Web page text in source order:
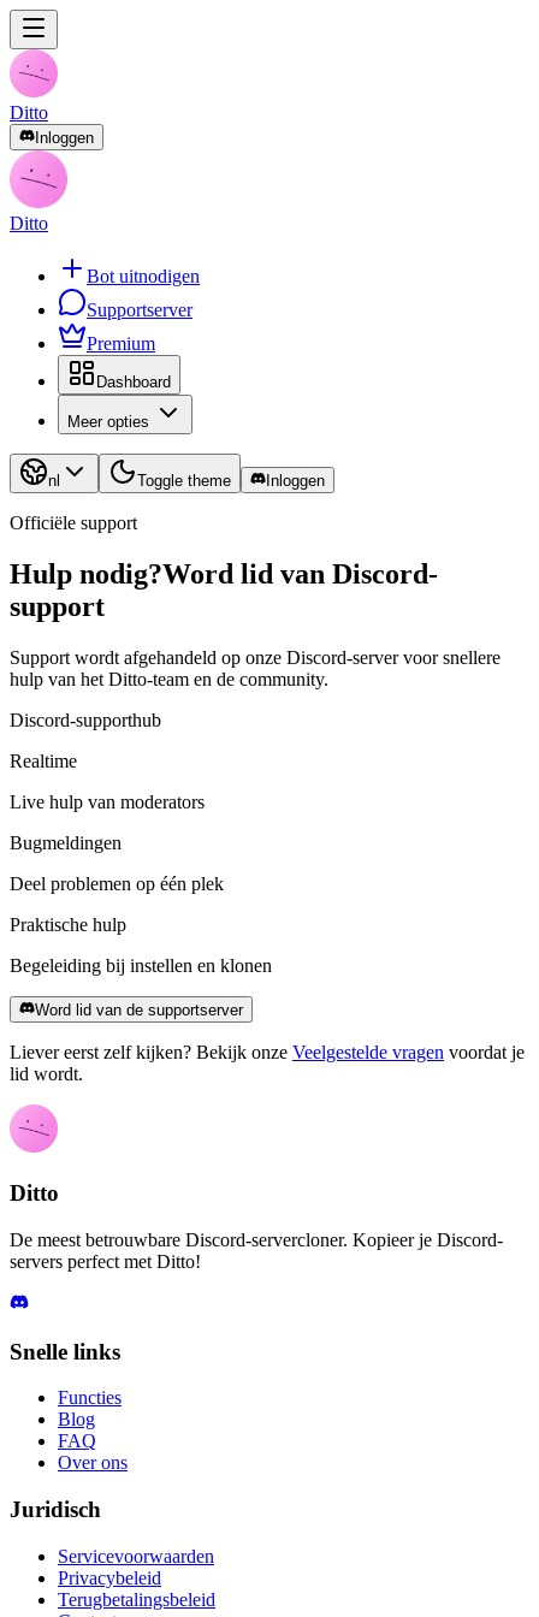
Ditto
Inloggen
Ditto
Bot uitnodigen
Supportserver
Premium
Dashboard
Meer opties
nl Toggle theme Inloggen
Officiële support
Hulp nodig?Word lid van Discord-
support
Support wordt afgehandeld op onze Discord-server voor snellere
hulp van het Ditto-team en de community.
Discord-supporthub
Realtime
Live hulp van moderators
Bugmeldingen
Deel problemen op één plek
Praktische hulp
Begeleiding bij instellen en klonen
Word lid van de supportserver
Liever eerst zelf kijken? Bekijk onze Veelgestelde vragen voordat je
lid wordt.
Ditto
De meest betrouwbare Discord-servercloner. Kopieer je Discord-
servers perfect met Ditto!
Snelle links
Functies
Blog
FAQ
Over ons
Juridisch
Servicevoorwaarden
Privacybeleid
Terugbetalingsbeleid